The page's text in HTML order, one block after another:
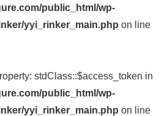
public_html/wp-
yyi_rinker_main.php on line
stdClass::$access_token in
public_html/wp-
yyi_rinker_main.php on line